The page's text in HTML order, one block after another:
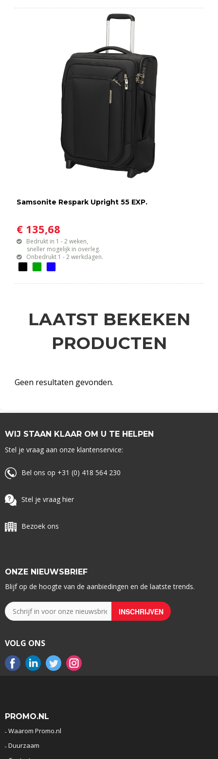
Samsonite Respark Upright 55 EXP.
€ 135,68
Bedrukt in 1 - 2 weken,
sneller mogelijk in overleg.
Onbedrukt 1 - 2 werkdagen.
LAATST BEKEKEN
PRODUCTEN
Geen resultaten gevonden.
WIJ STAAN KLAAR OM U TE HELPEN
Stel je vraag aan onze klantenservice:
Bel ons op +31 (0) 418 564 230
Stel je vraag hier
Bezoek ons
ONZE NIEUWSBRIEF
Blijf op de hoogte van de aanbiedingen en de laatste trends.
VOLG ONS
PROMO.NL
Waarom Promo.nl
Duurzaam